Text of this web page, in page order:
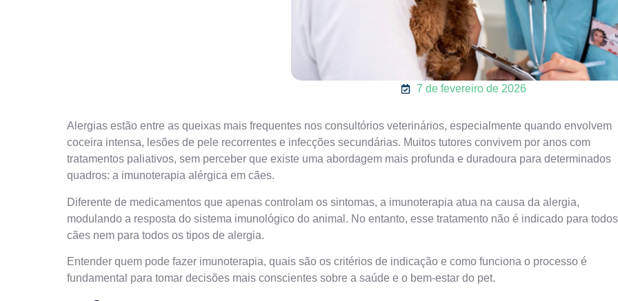
7 de fevereiro de 2026
Alergias estão entre as queixas mais frequentes nos consultórios veterinários, especialmente quando envolvem
coceira intensa, lesões de pele recorrentes e infecções secundárias. Muitos tutores convivem por anos com
tratamentos paliativos, sem perceber que existe uma abordagem mais profunda e duradoura para determinados
quadros: a imunoterapia alérgica em cães.
Diferente de medicamentos que apenas controlam os sintomas, a imunoterapia atua na causa da alergia,
modulando a resposta do sistema imunológico do animal. No entanto, esse tratamento não é indicado para
cães nem para todos os tipos de alergia.
Entender quem pode fazer imunoterapia, quais são os critérios de indicação e como funciona o processo é
fundamental para tomar decisões mais conscientes sobre a saúde e o bem-estar do pet.